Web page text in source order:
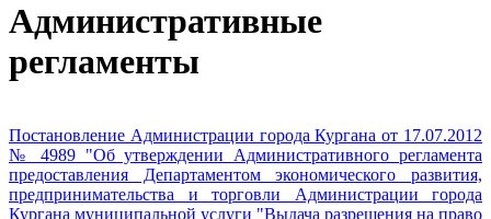
Административные
регламенты
Постановление Администрации города Кургана от 17.07.2012
№ 4989 "Об утверждении Административного регламента
предоставления Департаментом экономического развития,
предпринимательства и торговли Администрации города
Кургана муниципальной услуги "Выдача разрешения на право